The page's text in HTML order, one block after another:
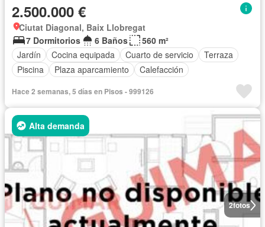
2.500.000 €
Ciutat Diagonal, Baix Llobregat
7 Dormitorios
6 Baños
560 m²
Jardín
Cocina equipada Cuarto de servicio
Terraza
Piscina
Plaza aparcamiento Calefacción
Hace 2 semanas, 5 días en Pisos - 999126
2fotos
Alta demanda